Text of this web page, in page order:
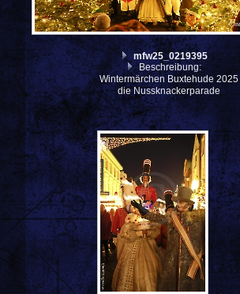
mfw25_0219395
Beschreibung:
Wintermärchen Buxtehude 2025
die Nussknackerparade